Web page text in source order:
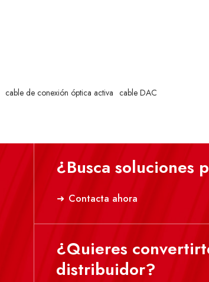
cable de conexión óptica activa cable DAC
¿Busca soluciones
Contacta ahora
¿Quieres
distribuidor?